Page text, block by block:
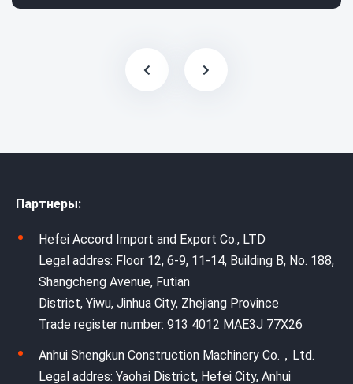
Партнеры:
Hefei Accord Import and Export Co., LTD
Legal addres: Floor 12, 6-9, 11-14, Building B, No. 188,
Shangcheng Avenue, Futian
District, Yiwu, Jinhua City, Zhejiang Province
Trade register number: 913 4012 MAE3J 77X26
Anhui Shengkun Construction Machinery Co.，Ltd.
Legal addres: Yaohai District, Hefei City, Anhui